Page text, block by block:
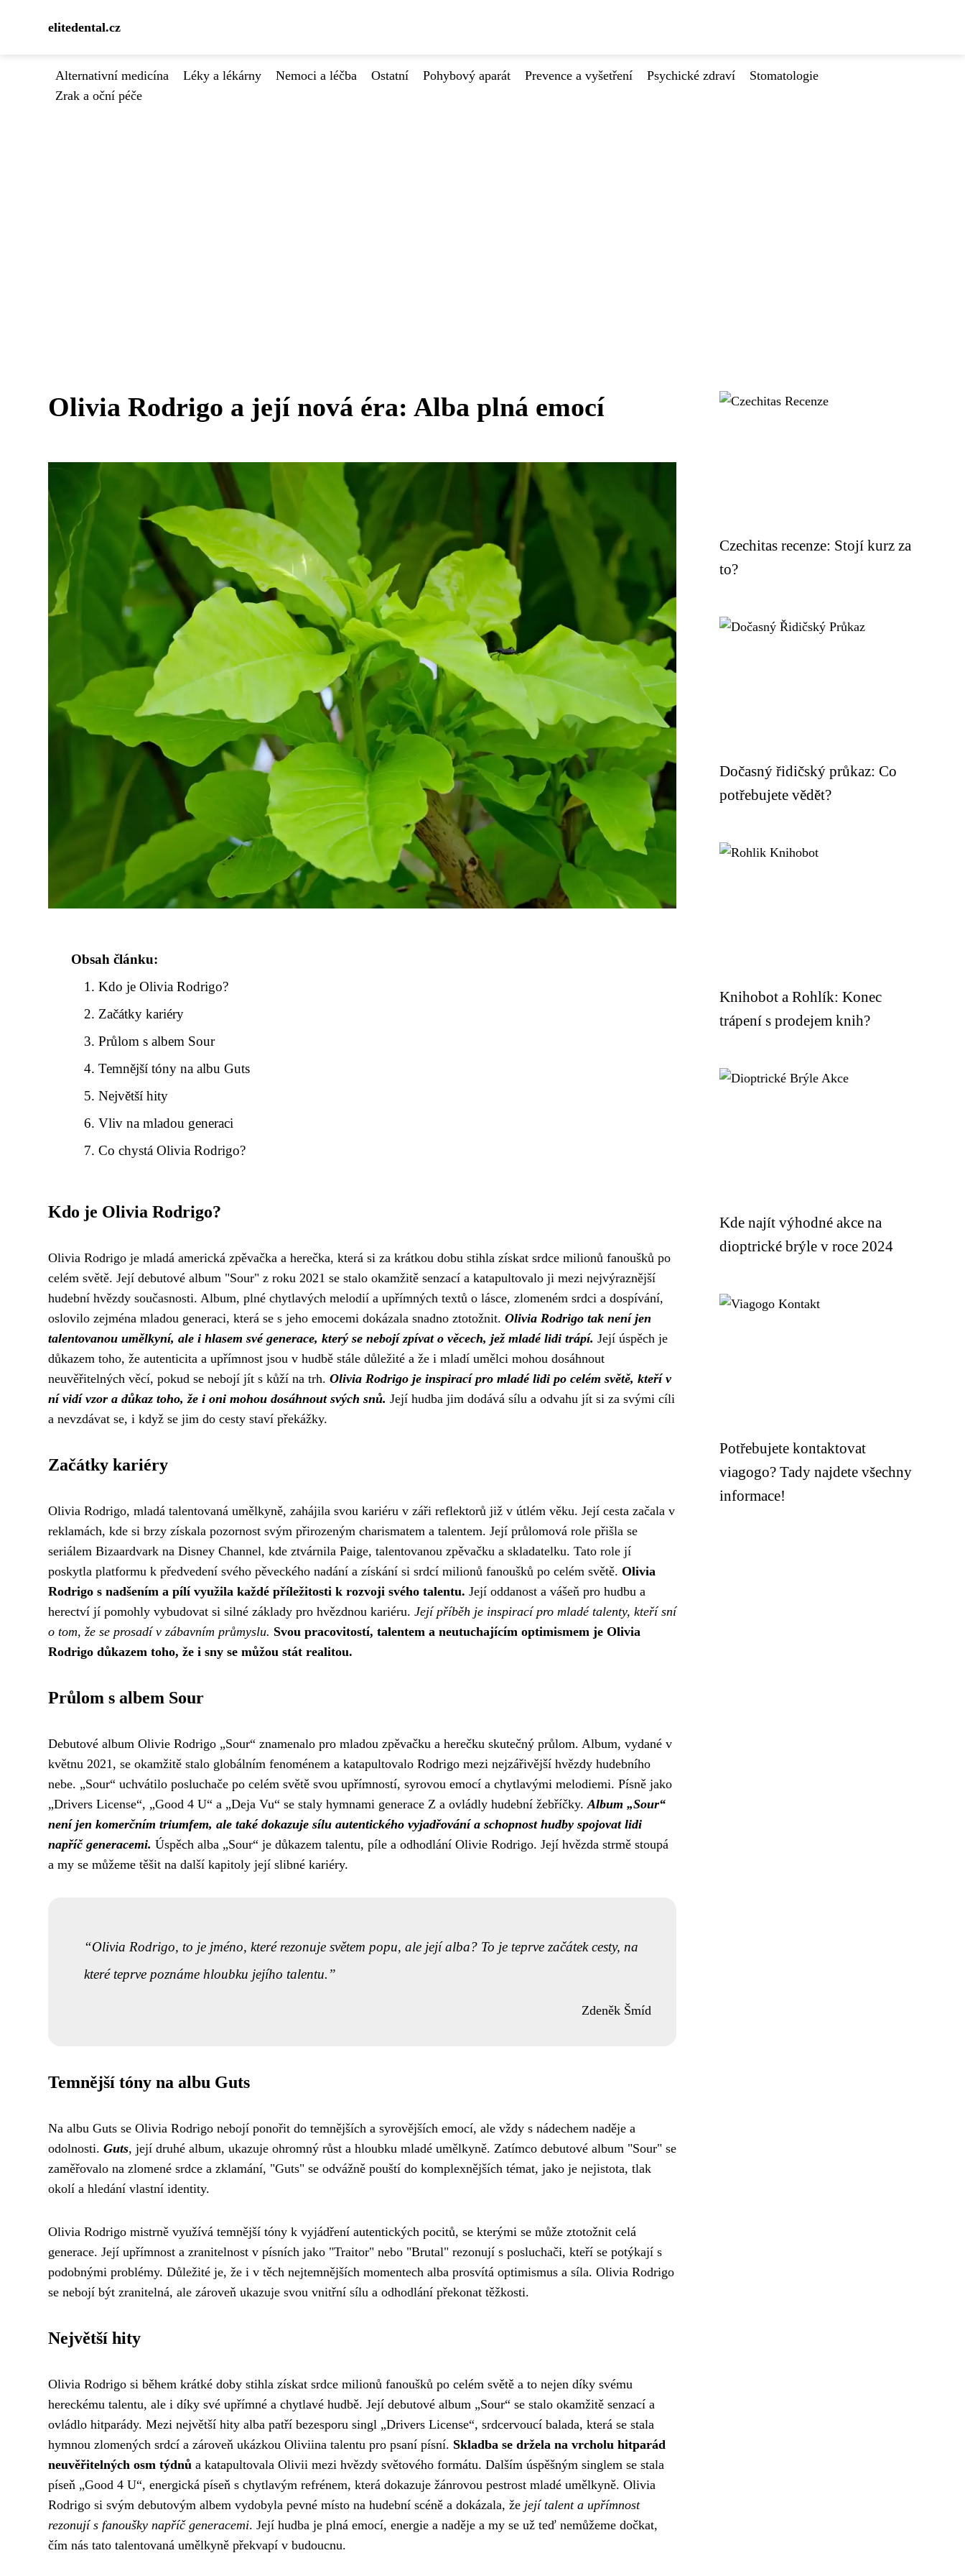
elitedental.cz
Alternativní medicína Léky a lékárny Nemoci a léčba Ostatní Pohybový aparát Prevence a vyšetření Psychické zdraví
Stomatologie
Zrak a oční péče
Olivia Rodrigo a její nová éra: Alba plná emocí
Obsah článku:
Kdo je Olivia Rodrigo?
Začátky kariéry
Průlom s albem Sour
Temnější tóny na albu Guts
Největší hity
Vliv na mladou generaci
Co chystá Olivia Rodrigo?
Kdo je Olivia Rodrigo?
Olivia Rodrigo je mladá americká zpěvačka a herečka, která si za krátkou dobu stihla získat srdce milionů fanoušků po
celém světě. Její debutové album "Sour" z roku 2021 se stalo okamžitě senzací a katapultovalo ji mezi nejvýraznější
hudební hvězdy současnosti. Album, plné chytlavých melodií a upřímných textů o lásce, zlomeném srdci a dospívání,
oslovilo zejména mladou generaci, která se s jeho emocemi dokázala snadno ztotožnit. Olivia Rodrigo tak není jen
talentovanou umělkyní, ale i hlasem své generace, který se nebojí zpívat o věcech, jež mladé lidi trápí. Její úspěch je
důkazem toho, že autenticita a upřímnost jsou v hudbě stále důležité a že i mladí umělci mohou dosáhnout
neuvěřitelných věcí, pokud se nebojí jít s kůží na trh. Olivia Rodrigo je inspirací pro mladé lidi po celém světě, kteří v
ní vidí vzor a důkaz toho, že i oni mohou dosáhnout svých snů. Její hudba jim dodává sílu a odvahu jít si za svými cíli
a nevzdávat se, i když se jim do cesty staví překážky.
Začátky kariéry
Olivia Rodrigo, mladá talentovaná umělkyně, zahájila svou kariéru v záři reflektorů již v útlém věku. Její cesta začala v
reklamách, kde si brzy získala pozornost svým přirozeným charismatem a talentem. Její průlomová role přišla se
seriálem Bizaardvark na Disney Channel, kde ztvárnila Paige, talentovanou zpěvačku a skladatelku. Tato role jí
poskytla platformu k předvedení svého pěveckého nadání a získání si srdcí milionů fanoušků po celém světě. Olivia
Rodrigo s nadšením a pílí využila každé příležitosti k rozvoji svého talentu. Její oddanost a vášeň pro hudbu a
herectví jí pomohly vybudovat si silné základy pro hvězdnou kariéru. Její příběh je inspirací pro mladé talenty, kteří sní
o tom, že se prosadí v zábavním průmyslu. Svou pracovitostí, talentem a neutuchajícím optimismem je Olivia
Rodrigo důkazem toho, že i sny se můžou stát realitou.
Průlom s albem Sour
Debutové album Olivie Rodrigo „Sour“ znamenalo pro mladou zpěvačku a herečku skutečný průlom. Album, vydané v
květnu 2021, se okamžitě stalo globálním fenoménem a katapultovalo Rodrigo mezi nejzářivější hvězdy hudebního
nebe. „Sour“ uchvátilo posluchače po celém světě svou upřímností, syrovou emocí a chytlavými melodiemi. Písně jako
„Drivers License“, „Good 4 U“ a „Deja Vu“ se staly hymnami generace Z a ovládly hudební žebříčky.Album „Sour“
není jen komerčním triumfem, ale také dokazuje sílu autentického vyjadřování a schopnost hudby spojovat lidi
napříč generacemi. Úspěch alba „Sour“ je důkazem talentu, píle a odhodlání Olivie Rodrigo. Její hvězda strmě stoupá
a my se můžeme těšit na další kapitoly její slibné kariéry.
Olivia Rodrigo, to je jméno, které rezonuje světem popu, ale její alba? To je teprve začátek cesty, na
které teprve poznáme hloubku jejího talentu.
Zdeněk Šmíd
Temnější tóny na albu Guts
Na albu Guts se Olivia Rodrigo nebojí ponořit do temnějších a syrovějších emocí, ale vždy s nádechem naděje a
odolnosti. Guts, její druhé album, ukazuje ohromný růst a hloubku mladé umělkyně. Zatímco debutové album "Sour" se
zaměřovalo na zlomené srdce a zklamání, "Guts" se odvážně pouští do komplexnějších témat, jako je nejistota, tlak
okolí a hledání vlastní identity.
Olivia Rodrigo mistrně využívá temnější tóny k vyjádření autentických pocitů, se kterými se může ztotožnit celá
generace. Její upřímnost a zranitelnost v písních jako "Traitor" nebo "Brutal" rezonují s posluchači, kteří se potýkají s
podobnými problémy. Důležité je, že i v těch nejtemnějších momentech alba prosvítá optimismus a síla. Olivia Rodrigo
se nebojí být zranitelná, ale zároveň ukazuje svou vnitřní sílu a odhodlání překonat těžkosti.
Největší hity
Olivia Rodrigo si během krátké doby stihla získat srdce milionů fanoušků po celém světě a to nejen díky svému
hereckému talentu, ale i díky své upřímné a chytlavé hudbě. Její debutové album „Sour“ se stalo okamžitě senzací a
ovládlo hitparády. Mezi největší hity alba patří bezesporu singl „Drivers License“, srdcervoucí balada, která se stala
hymnou zlomených srdcí a zároveň ukázkou Oliviina talentu pro psaní písní. Skladba se držela na vrcholu hitparád
neuvěřitelných osm týdnů a katapultovala Olivii mezi hvězdy světového formátu. Dalším úspěšným singlem se stala
píseň „Good 4 U“, energická píseň s chytlavým refrénem, která dokazuje žánrovou pestrost mladé umělkyně. Olivia
Rodrigo si svým debutovým albem vydobyla pevné místo na hudební scéně a dokázala, že její talent a upřímnost
rezonují s fanoušky napříč generacemi. Její hudba je plná emocí, energie a naděje a my se už teď nemůžeme dočkat,
čím nás tato talentovaná umělkyně překvapí v budoucnu.
Czechitas recenze: Stojí kurz za
to?
Dočasný řidičský průkaz: Co
potřebujete vědět?
Knihobot a Rohlík: Konec
trápení s prodejem knih?
Kde najít výhodné akce na
dioptrické brýle v roce 2024
Potřebujete kontaktovat
viagogo? Tady najdete všechny
informace!